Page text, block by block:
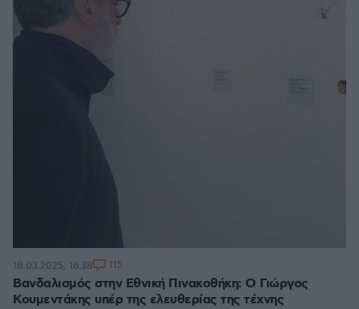
Βανδαλισμός στην Εθνική Πινακοθήκη: Ο Γιώργος
Κουμεντάκης υπέρ της ελευθερίας της τέχνης
18.03.2025, 16:38 115